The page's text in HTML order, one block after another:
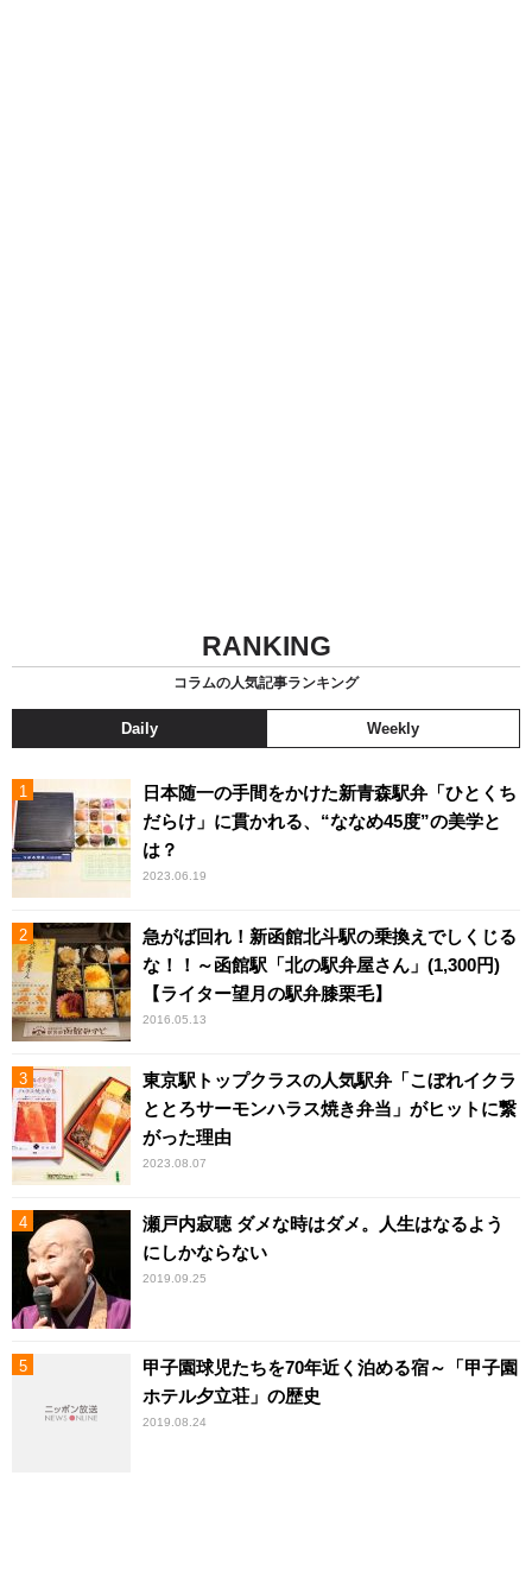
RANKING
コラムの人気記事ランキング
Daily Weekly
日本随一の手間をかけた新青森駅弁「ひとくち
だらけ」に貫かれる、“ななめ45度”の美学と
は？
2023.06.19
急がば回れ！新函館北斗駅の乗換えでしくじる
な！！～函館駅「北の駅弁屋さん」(1,300円)
【ライター望月の駅弁膝栗毛】
2016.05.13
東京駅トップクラスの人気駅弁「こぼれイクラ
ととろサーモンハラス焼き弁当」がヒットに繋
がった理由
2023.08.07
瀬戸内寂聴 ダメな時はダメ。人生はなるよう
にしかならない
2019.09.25
甲子園球児たちを70年近く泊める宿～「甲子園
ホテル夕立荘」の歴史
2019.08.24